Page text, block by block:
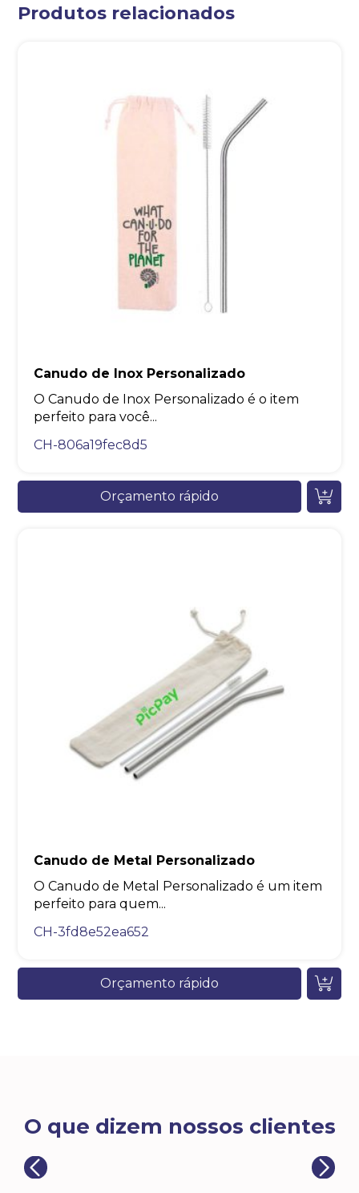
Produtos relacionados
Canudo de Inox Personalizado
O Canudo de Inox Personalizado é o item
perfeito para você...
CH-806a19fec8d5
Orçamento rápido
Canudo de Metal Personalizado
O Canudo de Metal Personalizado é um item
perfeito para quem...
CH-3fd8e52ea652
Orçamento rápido
O que dizem nossos clientes